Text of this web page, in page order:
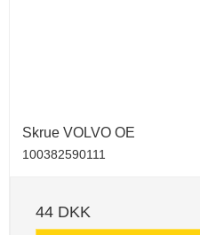
Skrue VOLVO OE
100382590111
44 DKK